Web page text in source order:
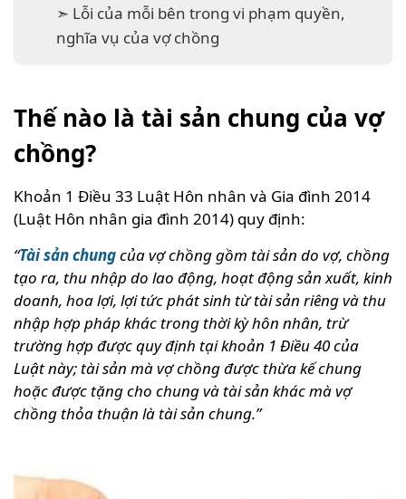
➣ Lỗi của mỗi bên trong vi phạm quyền,
nghĩa vụ của vợ chồng
Thế nào là tài sản chung của vợ
chồng?
Khoản 1 Điều 33 Luật Hôn nhân và Gia đình 2014
(Luật Hôn nhân gia đình 2014) quy định:
“Tài sản chungcủa vợ chồng gồm tài sản do vợ, chồng
tạo ra, thu nhập do lao động, hoạt động sản xuất, kinh
doanh, hoa lợi, lợi tức phát sinh từ tài sản riêng và thu
nhập hợp pháp khác trong thời kỳ hôn nhân, trừ
trường hợp được quy định tại khoản 1 Điều 40 của
Luật này; tài sản mà vợ chồng được thừa kế chung
hoặc được tặng cho chung và tài sản khác mà vợ
chồng thỏa thuận là tài sản chung.”